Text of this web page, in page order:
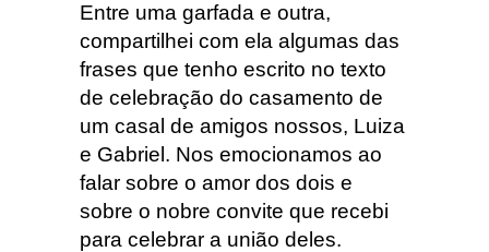
Entre uma garfada e outra,
compartilhei com ela algumas das
frases que tenho escrito no texto
de celebração do casamento de
um casal de amigos nossos, Luiza
e Gabriel. Nos emocionamos ao
falar sobre o amor dos dois e
sobre o nobre convite que recebi
para celebrar a união deles.